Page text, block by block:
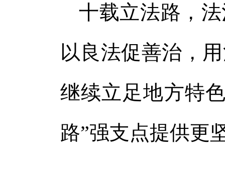
十载立法路，
以良法促善治，
继续立足地方特
路”强支点提供更